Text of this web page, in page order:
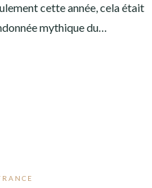
cette année, cela était
mythique du…